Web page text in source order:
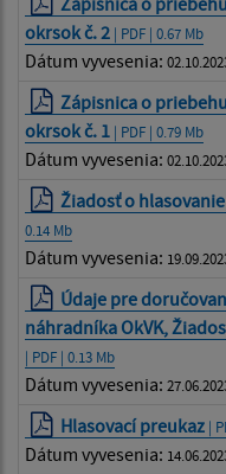
okrsok č. 2 | PDF | 0.67 Mb
Dátum vyvesenia:
Zápisnica o
okrsok č. 1 | PDF | 0.79 Mb
Dátum vyvesenia:
Žiadosť o
0.14 Mb
Dátum vyvesenia:
Údaje pre
náhradníka OkVK,
| PDF | 0.13 Mb
Dátum vyvesenia:
Hlasovací preukaz |
Dátum vyvesenia: